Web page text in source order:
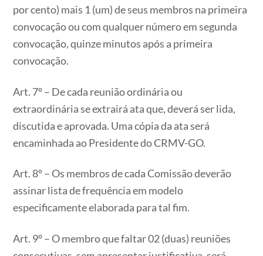
por cento) mais 1 (um) de seus membros na primeira
convocação ou com qualquer número em segunda
convocação, quinze minutos após a primeira
convocação.
Art. 7º – De cada reunião ordinária ou
extraordinária se extrairá ata que, deverá ser lida,
discutida e aprovada. Uma cópia da ata será
encaminhada ao Presidente do CRMV-GO.
Art. 8º – Os membros de cada Comissão deverão
assinar lista de frequência em modelo
especificamente elaborada para tal fim.
Art. 9º – O membro que faltar 02 (duas) reuniões